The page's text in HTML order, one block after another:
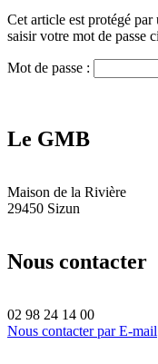
Cet article est protégé
saisir votre mot de passe
Mot de passe :
Le GMB
Maison de la Rivière
29450 Sizun
Nous contacter
02 98 24 14 00
Nous contacter par E-mail